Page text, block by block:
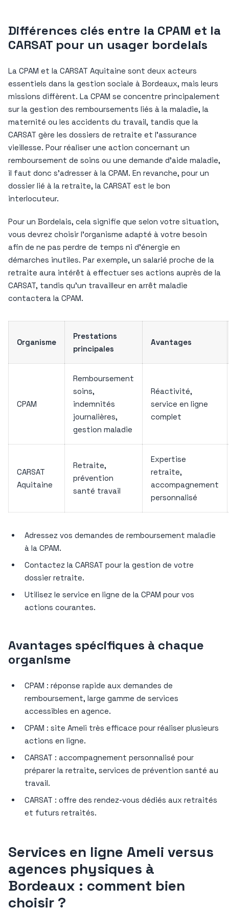
Différences clés entre la CPAM et la
CARSAT pour un usager bordelais
La CPAM et la CARSAT Aquitaine sont deux acteurs
essentiels dans la gestion sociale à Bordeaux, mais leurs
missions diffèrent. La CPAM se concentre principalement
sur la gestion des remboursements liés à la maladie, la
maternité ou les accidents du travail, tandis que la
CARSAT gère les dossiers de retraite et l’assurance
vieillesse. Pour réaliser une action concernant un
remboursement de soins ou une demande d’aide maladie,
il faut donc s’adresser à la CPAM. En revanche, pour un
dossier lié à la retraite, la CARSAT est le bon
interlocuteur.
Pour un Bordelais, cela signifie que selon votre situation,
vous devrez choisir l’organisme adapté à votre besoin
afin de ne pas perdre de temps ni d’énergie en
démarches inutiles. Par exemple, un salarié proche de la
retraite aura intérêt à effectuer ses actions auprès de la
CARSAT, tandis qu’un travailleur en arrêt maladie
contactera la CPAM.
Organisme
Prestations
principales
Avantages
CPAM
Remboursement
soins,
indemnités
journalières,
gestion maladie
Réactivité,
service en ligne
complet
CARSAT
Aquitaine
Retraite,
prévention
santé travail
Expertise
retraite,
accompagnement
personnalisé
Adressez vos demandes de remboursement maladie
à la CPAM.
Contactez la CARSAT pour la gestion de votre
dossier retraite.
Utilisez le service en ligne de la CPAM pour vos
actions courantes.
Avantages spécifiques à chaque
organisme
CPAM : réponse rapide aux demandes de
remboursement, large gamme de services
accessibles en agence.
CPAM : site Ameli très efficace pour réaliser plusieurs
actions en ligne.
CARSAT : accompagnement personnalisé pour
préparer la retraite, services de prévention santé au
travail.
CARSAT : offre des rendez-vous dédiés aux retraités
et futurs retraités.
Services en ligne Ameli versus
agences physiques à
Bordeaux : comment bien
choisir ?